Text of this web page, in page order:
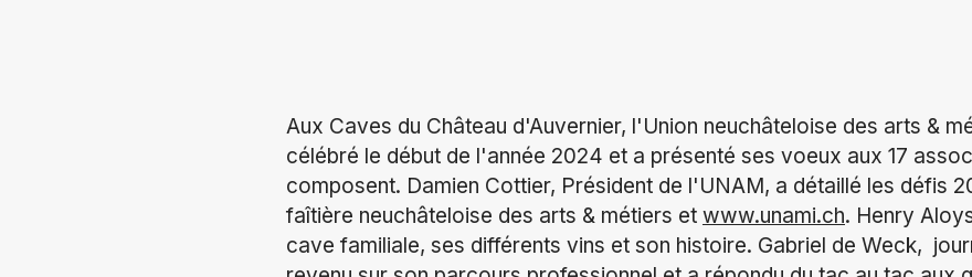
Aux Caves du Château d'Auvernier, l'Union neuchâteloise des arts &
célébré le début de l'année 2024 et a présenté ses voeux aux 17
composent. Damien Cottier, Président de l'UNAM, a détaillé les défis
faîtière neuchâteloise des arts & métiers et www.unami.ch. Henry
cave familiale, ses différents vins et son histoire. Gabriel de Weck,